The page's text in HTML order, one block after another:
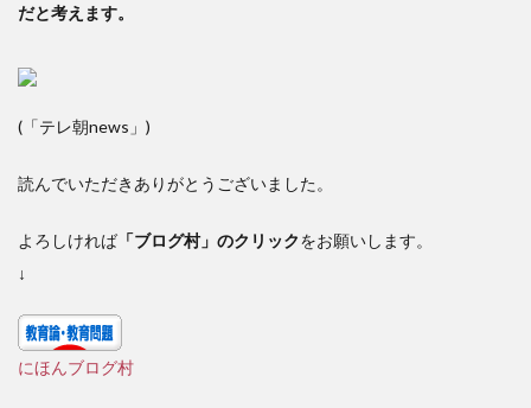
だと考えます。
(「テレ朝news」)
読んでいただきありがとうございました。
よろしければ 「ブログ村」のクリックをお願いします。
↓
にほんブログ村